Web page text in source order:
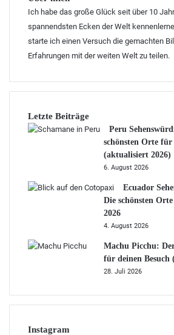
Ich habe das große Glück seit über 10
spannendsten Ecken der Welt
starte ich einen Versuch die gemachten
Erfahrungen mit der weiten Welt zu teilen.
Letzte Beiträge
Peru
schönsten Orte für
(aktualisiert 2026)
6. August 2026
Ecuador
Die schönsten
2026
4. August 2026
Machu Picchu:
für deinen Besuch
28. Juli 2026
Instagram